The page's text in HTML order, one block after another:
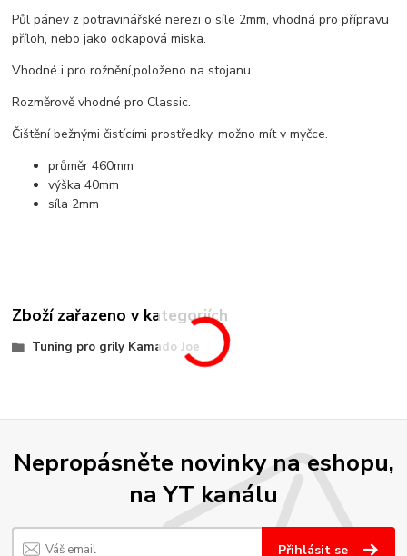
Půl pánev z potravinářské nerezi o síle 2mm, vhodná pro přípravu
příloh, nebo jako odkapová miska.
Vhodné i pro rožnění,položeno na stojanu
Rozměrově vhodné pro Classic.
Čištění bežnými čistícími prostředky, možno mít v myčce.
průměr 460mm
výška 40mm
síla 2mm
Zboží zařazeno v kategoriích
Tuning pro grily Kamado Joe
Nepropásněte novinky na eshopu,
na YT kanálu
Přihlásit se